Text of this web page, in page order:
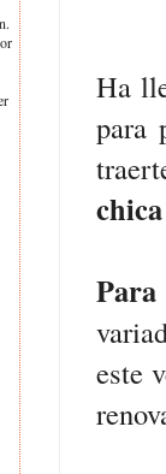
Ha
para
este